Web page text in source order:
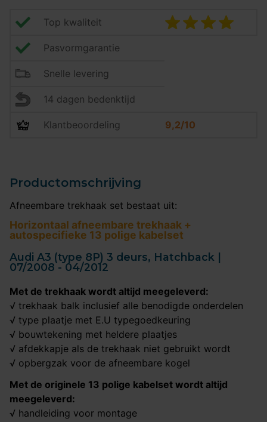
Top kwaliteit
Pasvormgarantie
Snelle levering
14 dagen bedenktijd
Klantbeoordeling 9,2/10
Productomschrijving
Afneembare trekhaak set bestaat uit:
Horizontaal afneembare trekhaak +
autospecifieke 13 polige kabelset
Audi A3 (type 8P) 3 deurs, Hatchback |
07/2008 - 04/2012
Met de trekhaak wordt altijd meegeleverd:
√ trekhaak balk inclusief alle benodigde onderdelen
√ type plaatje met E.U typegoedkeuring
√ bouwtekening met heldere plaatjes
√ afdekkapje als de trekhaak niet gebruikt wordt
√ opbergzak voor de afneembare kogel
Met de originele 13 polige kabelset wordt altijd
meegeleverd:
√ handleiding voor montage